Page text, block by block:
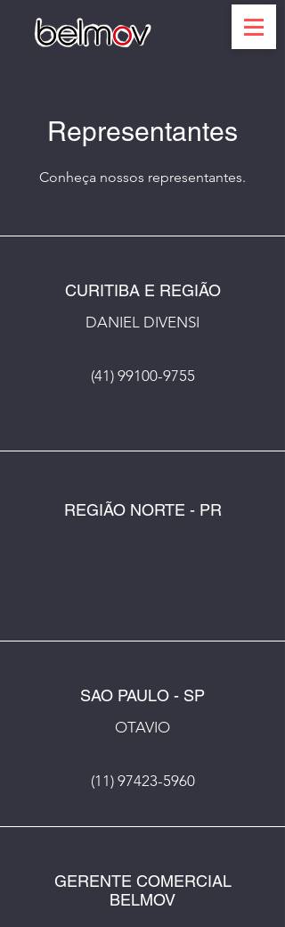
Representantes
Conheça nossos representantes.
CURITIBA E REGIÃO
DANIEL DIVENSI
(41) 99100-9755
REGIÃO NORTE - PR
SAO PAULO - SP
OTAVIO
(11) 97423-5960
GERENTE COMERCIAL
BELMOV